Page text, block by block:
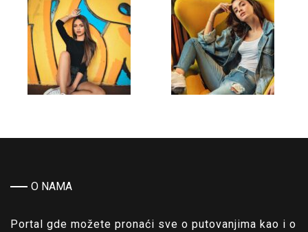
O NAMA
Portal gde možete pronaći sve o putovanjima kao i o